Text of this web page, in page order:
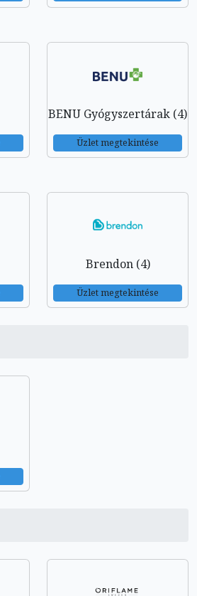
BENU Gyógyszertárak (4)
Üzlet megtekintése
Brendon (4)
Üzlet megtekintése